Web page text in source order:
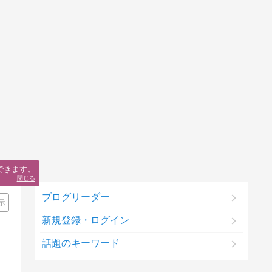
ブログリーダー
新規登録・ログイン
話題のキーワード
ます。
閉じる